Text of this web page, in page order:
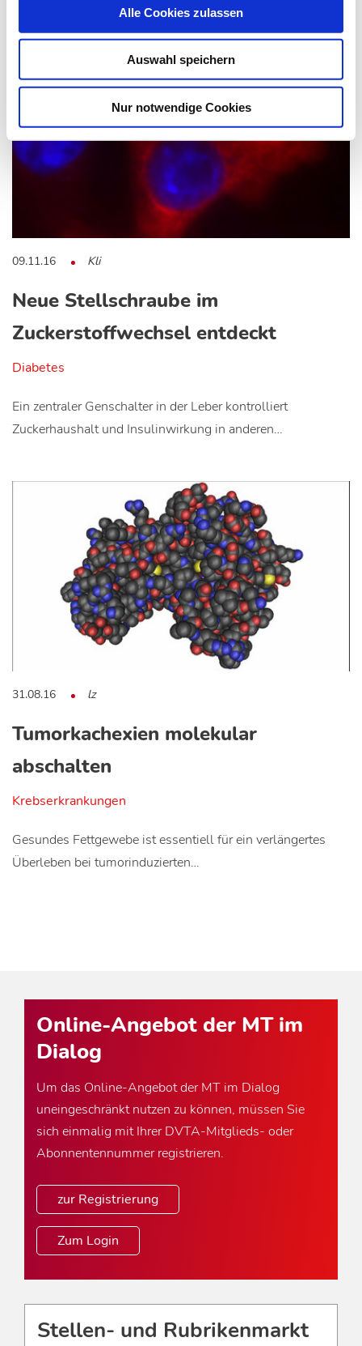
Alle Cookies zulassen
Auswahl speichern
Nur notwendige Cookies
Das könnte Sie auch interessieren:
09.11.16 Kli
Neue Stellschraube im
Zuckerstoffwechsel entdeckt
Diabetes
Ein zentraler Genschalter in der Leber kontrolliert
Zuckerhaushalt und Insulinwirkung in anderen…
31.08.16 lz
Tumorkachexien molekular
abschalten
Krebserkrankungen
Gesundes Fettgewebe ist essentiell für ein verlängertes
Überleben bei tumorinduzierten…
Online-Angebot der MT im
Dialog
Um das Online-Angebot der MT im Dialog
uneingeschränkt nutzen zu können, müssen Sie
sich einmalig mit Ihrer DVTA-Mitglieds- oder
Abonnentennummer registrieren.
zur Registrierung
Zum Login
Stellen- und Rubrikenmarkt